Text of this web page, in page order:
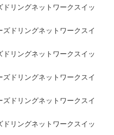
ドリングネットワークスイッ
ズドリングネットワークスイ
ドリングネットワークスイッ
ズドリングネットワークスイ
ズドリングネットワークスイ
ドリングネットワークスイッ